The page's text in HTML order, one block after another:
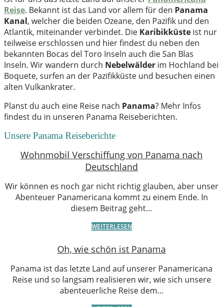
Reise. Bekannt ist das Land vor allem für den Panama
Kanal, welcher die beiden Ozeane, den Pazifik und den
Atlantik, miteinander verbindet. Die Karibikküste ist nur
teilweise erschlossen und hier findest du neben den
bekannten Bocas del Toro Inseln auch die San Blas
Inseln. Wir wandern durch Nebelwälder im Hochland bei
Boquete, surfen an der Pazifikküste und besuchen einen
alten Vulkankrater.
Planst du auch eine Reise nach Panama? Mehr Infos
findest du in unseren Panama Reiseberichten.
Unsere Panama Reiseberichte
Wohnmobil Verschiffung von Panama nach
Deutschland
Wir können es noch gar nicht richtig glauben, aber unser
Abenteuer Panamericana kommt zu einem Ende. In
diesem Beitrag geht…
WEITERLESEN
Oh, wie schön ist Panama
Panama ist das letzte Land auf unserer Panamericana
Reise und so langsam realisieren wir, wie sich unsere
abenteuerliche Reise dem…